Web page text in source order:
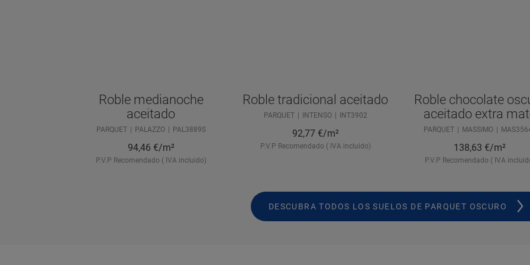
Roble medianoche
aceitado
PARQUET PALAZZO PAL3889S
94,46 €/m²
P.V.P Recomendado ( IVA incluido)
Roble tradicional aceitado
PARQUET INTENSO INT3902
92,77 €/m²
P.V.P Recomendado ( IVA incluido)
Roble chocolate
aceitado extra
PARQUET MASSIMO
138,63 €/m²
P.V.P Recomendado ( IVA
DESCUBRA TODOS LOS SUELOS DE PARQUET OSCURO